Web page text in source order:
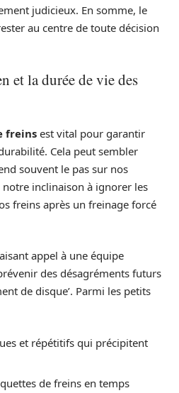
judicieux. En somme, le
au centre de toute décision
et la durée de vie des
freins est vital pour garantir
Cela peut sembler
souvent le pas sur nos
inclinaison à ignorer les
freins après un freinage forcé
appel à une équipe
des désagréments futurs
de disque’. Parmi les petits
et répétitifs qui précipitent
de freins en temps